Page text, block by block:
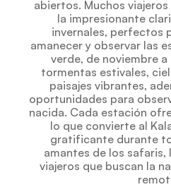
abiertos. Muchos
la impresionante
invernales, perfectos
amanecer y observar las
verde, de noviembre
tormentas estivales,
paisajes vibrantes,
oportunidades para
nacida. Cada estación
lo que convierte al
gratificante durante
amantes de los
viajeros que buscan la